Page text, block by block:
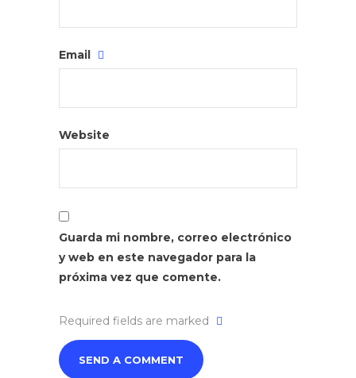
Email
Website
Guarda mi nombre, correo electrónico
y web en este navegador para la
próxima vez que comente.
Required fields are marked